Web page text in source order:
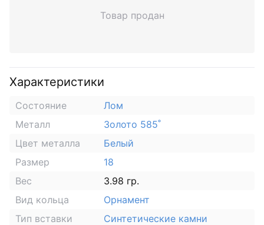
Товар продан
Характеристики
Состояние
Лом
Металл
Золото 585˚
Цвет металла
Белый
Размер
18
Вес
3.98 гр.
Вид кольца
Орнамент
Тип вставки
Синтетические камни